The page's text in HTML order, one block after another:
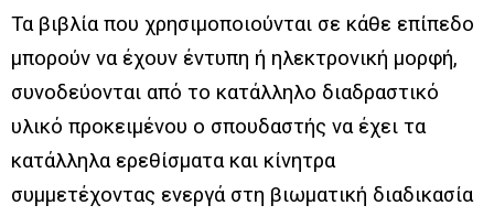
Τα βιβλία που χρησιμοποιούνται σε κάθε επίπεδο
μπορούν να έχουν έντυπη ή ηλεκτρονική μορφή,
συνοδεύονται από το κατάλληλο διαδραστικό
υλικό προκειμένου ο σπουδαστής να έχει τα
κατάλληλα ερεθίσματα και κίνητρα
συμμετέχοντας ενεργά στη βιωματική διαδικασία